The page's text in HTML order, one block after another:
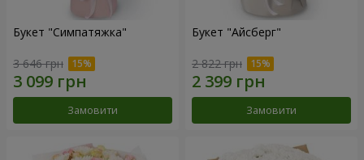
Букет "Симпатяжка"
3 646 грн
Замовити
Букет "Айсберг"
2 822 грн
Замовити